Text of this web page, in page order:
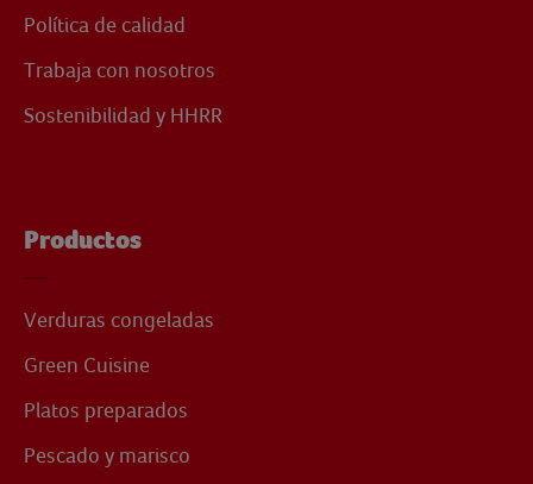
Política de calidad
Trabaja con nosotros
Sostenibilidad y HHRR
Productos
Verduras congeladas
Green Cuisine
Platos preparados
Pescado y marisco